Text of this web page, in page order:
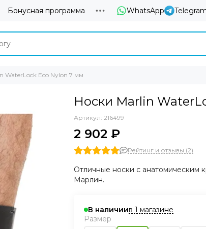
Бонусная программа WhatsApp
WaterLock Eco Nylon 7 мм
Носки Marlin
Артикул: 216499
2 902 ₽
Рейтинг и отзывы (2)
Отличные носки с анатомическим
Марлин.
В наличиив 1 магазине
Размер